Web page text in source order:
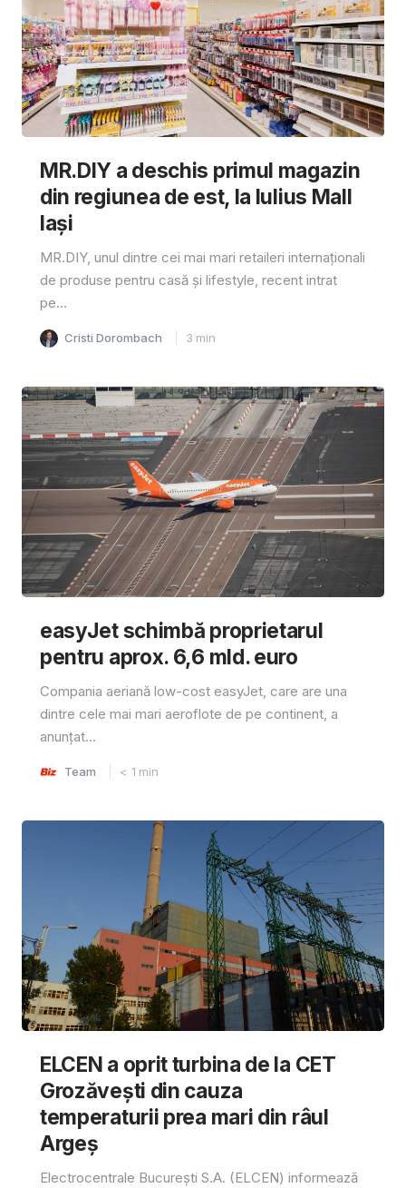
MR.DIY a deschis primul magazin
din regiunea de est, la Iulius Mall
Iași
MR.DIY, unul dintre cei mai mari retaileri internaționali
de produse pentru casă și lifestyle, recent intrat
pe...
Cristi Dorombach 3 min
easyJet schimbă proprietarul
pentru aprox. 6,6 mld. euro
Compania aeriană low-cost easyJet, care are una
dintre cele mai mari aeroflote de pe continent, a
anunțat...
Team < 1 min
ELCEN a oprit turbina de la CET
Grozăvești din cauza
temperaturii prea mari din râul
Argeș
Electrocentrale București S.A. (ELCEN) informează